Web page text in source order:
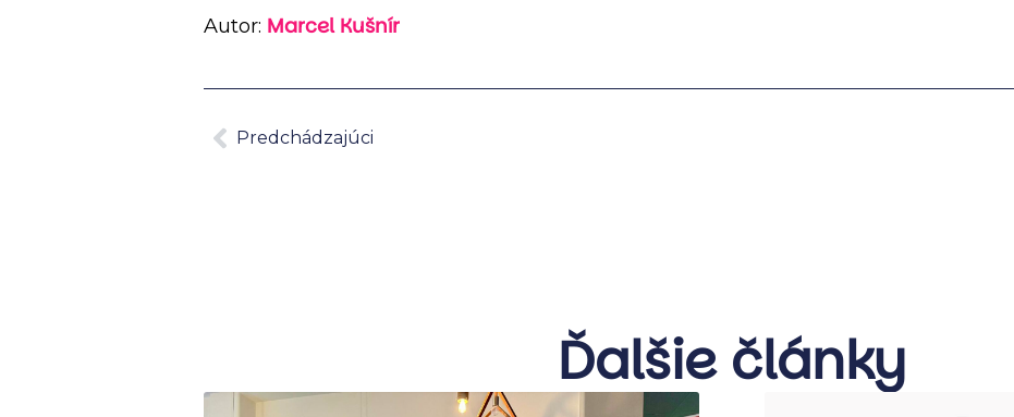
Autor: Marcel Kušnír
Predchádzajúci
Ďalšie články